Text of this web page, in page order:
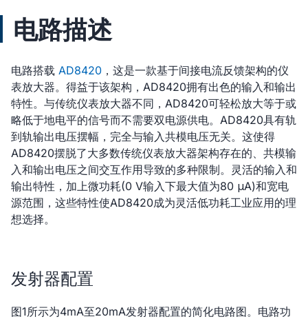
电路描述
电路搭载 AD8420 ，这是一款基于间接电流反馈架构的仪
表放大器。得益于该架构，AD8420拥有出色的输入和输出
特性。与传统仪表放大器不同，AD8420可轻松放大等于或
略低于地电平的信号而不需要双电源供电。AD8420具有轨
到轨输出电压摆幅，完全与输入共模电压无关。这使得
AD8420摆脱了大多数传统仪表放大器架构存在的、共模输
入和输出电压之间交互作用导致的多种限制。灵活的输入和
输出特性，加上微功耗(0 V输入下最大值为80 μA)和宽电
源范围，这些特性使AD8420成为灵活低功耗工业应用的理
想选择。
发射器配置
图1所示为4mA至20mA发射器配置的简化电路图。电路功